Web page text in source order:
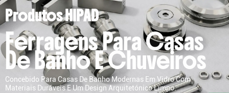
Produtos HIPAD
Ferragens Para Casas
De Banho E Chuveiros
Concebido Para Casas De Banho Modernas Em Vidro Com
Materiais Duráveis E Um Design Arquitetónico Limpo.